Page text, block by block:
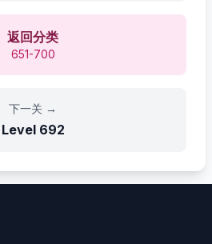
返回分类
651-700
下一关 →
Level 692